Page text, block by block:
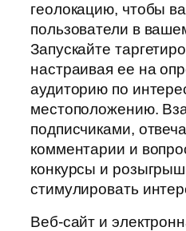
геолокацию, чтобы
пользователи в
Запускайте
настраивая ее на
аудиторию по
местоположению.
подписчиками,
комментарии и
конкурсы и
стимулировать
Веб-сайт и